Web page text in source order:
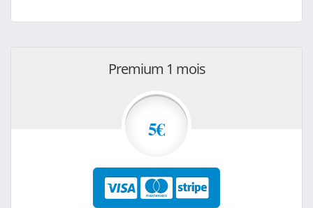
Premium 1 mois
5€